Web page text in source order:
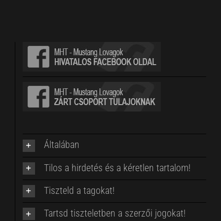
Általában
Tilos a hirdetés és a kéretlen tartalom!
Tiszteld a tagokat!
Tartsd tiszteletben a szerzői jogokat!